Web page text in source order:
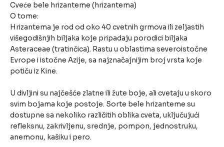
Cveće bele hrizanteme (hrizantema)
O tome:
Hrizantema je rod od oko 40 cvetnih grmova ili zeljastih
višegodišnjih biljaka koje pripadaju porodici biljaka
Asteraceae (tratinčica). Rastu u oblastima severoistočne
Evrope i istočne Azije, sa najznačajnijim broj vrsta koje
potiču iz Kine.
U divljini su najčešće zlatne ili žute boje, ali cvetaju u skoro
svim bojama koje postoje. Sorte bele hrizanteme su
dostupne sa nekoliko različitih oblika cveta, uključujući
refleksnu, zakrivljenu, srednje, pompon, jednostruku,
anemonu, kašiku i pero.